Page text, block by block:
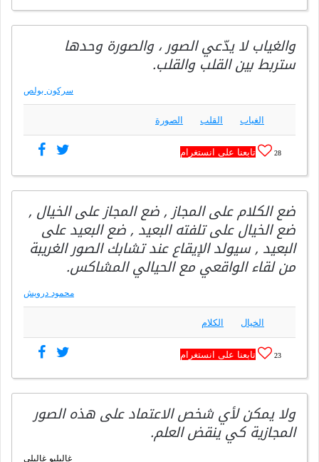
والغياب لا يدّعي الصور ، والصورة وحدها
ستربط بين القلب والقلب.
سركون بولص
الغياب القلب الصورة
28 تابعنا على انستغرام
ضع الكلام على المجاز , ضع المجاز على الخيال ,
ضع الخيال على تلفته البعيد , ضع البعيد على
البعيد , سيولد الإيقاع عند تشابك الصور الغريبة
من لقاء الواقعي مع الحيالي المشاكس.
محمود درويش
الخيال الكلام
23 تابعنا على انستغرام
ولا يمكن لأي شخص الاعتماد على هذه الصور
المجازية كي ينقض العلم.
غاليليو غاليلي